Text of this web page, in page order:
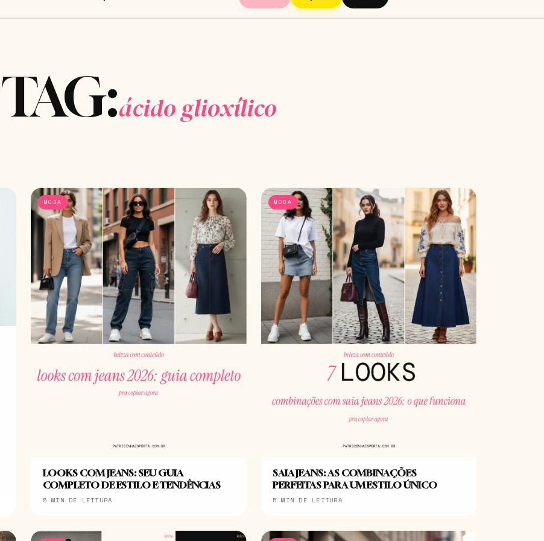
TAG:ácido glioxílico
MODA
LOOKS COM JEANS: SEU GUIA
COMPLETO DE ESTILO E TENDÊNCIAS
5 MIN DE LEITURA
MODA
SAIA JEANS: AS COMBINAÇÕES
PERFEITAS PARA UM ESTILO ÚNICO
5 MIN DE LEITURA